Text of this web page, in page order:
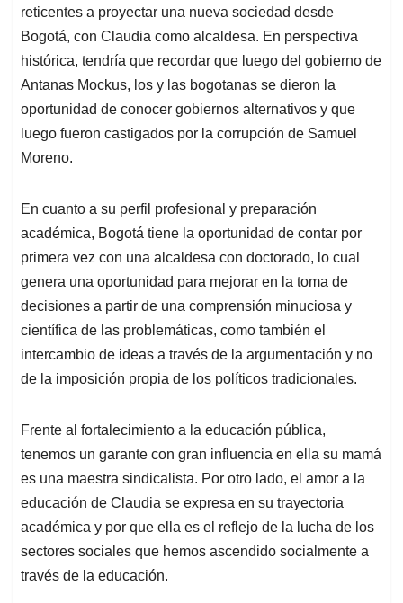
reticentes a proyectar una nueva sociedad desde
Bogotá, con Claudia como alcaldesa. En perspectiva
histórica, tendría que recordar que luego del gobierno de
Antanas Mockus, los y las bogotanas se dieron la
oportunidad de conocer gobiernos alternativos y que
luego fueron castigados por la corrupción de Samuel
Moreno.
En cuanto a su perfil profesional y preparación
académica, Bogotá tiene la oportunidad de contar por
primera vez con una alcaldesa con doctorado, lo cual
genera una oportunidad para mejorar en la toma de
decisiones a partir de una comprensión minuciosa y
científica de las problemáticas, como también el
intercambio de ideas a través de la argumentación y no
de la imposición propia de los políticos tradicionales.
Frente al fortalecimiento a la educación pública,
tenemos un garante con gran influencia en ella su mamá
es una maestra sindicalista. Por otro lado, el amor a la
educación de Claudia se expresa en su trayectoria
académica y por que ella es el reflejo de la lucha de los
sectores sociales que hemos ascendido socialmente a
través de la educación.